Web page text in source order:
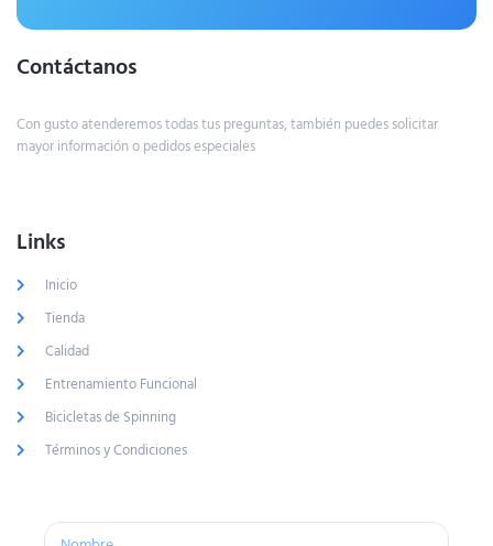
Contáctanos
Con gusto atenderemos todas tus preguntas, también puedes solicitar
mayor información o pedidos especiales
Links
Inicio
Tienda
Calidad
Entrenamiento Funcional
Bicicletas de Spinning
Términos y Condiciones